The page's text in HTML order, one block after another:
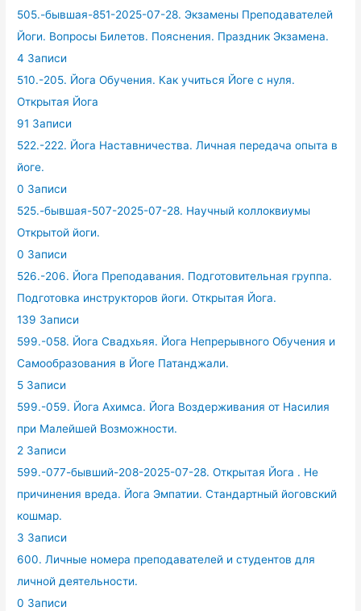
505.-бывшая-851-2025-07-28. Экзамены Преподавателей
Йоги. Вопросы Билетов. Пояснения. Праздник Экзамена.
4 Записи
510.-205. Йога Обучения. Как учиться Йоге с нуля.
Открытая Йога
91 Записи
522.-222. Йога Наставничества. Личная передача опыта в
йоге.
0 Записи
525.-бывшая-507-2025-07-28. Научный коллоквиумы
Открытой йоги.
0 Записи
526.-206. Йога Преподавания. Подготовительная группа.
Подготовка инструкторов йоги. Открытая Йога.
139 Записи
599.-058. Йога Свадхьяя. Йога Непрерывного Обучения и
Самообразования в Йоге Патанджали.
5 Записи
599.-059. Йога Ахимса. Йога Воздерживания от Насилия
при Малейшей Возможности.
2 Записи
599.-077-бывший-208-2025-07-28. Открытая Йога . Не
причинения вреда. Йога Эмпатии. Стандартный йоговский
кошмар.
3 Записи
600. Личные номера преподавателей и студентов для
личной деятельности.
0 Записи